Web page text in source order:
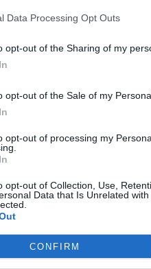
Data Processing Opt Outs
opt-out of the Sharing of my
opt-out of the Sale of my
opt-out of processing my
opt-out of Collection, Use,
Data that Is Unrelated
CONFIRM